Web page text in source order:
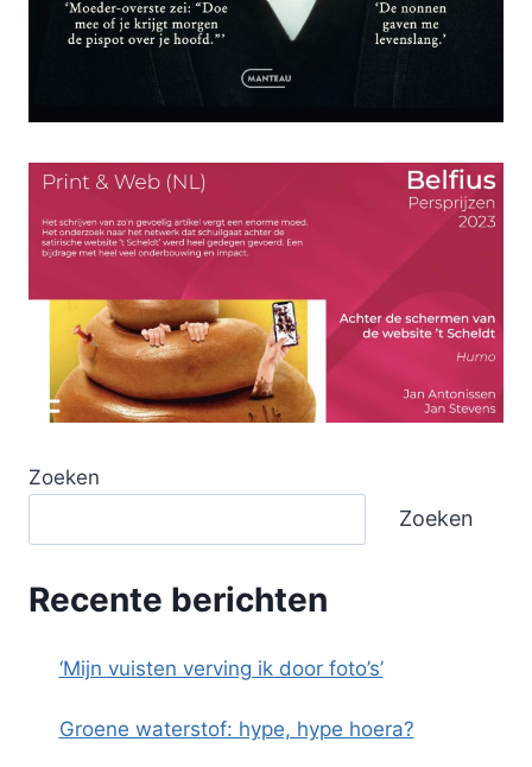
Zoeken
Zoeken
Recente berichten
‘Mijn vuisten verving ik door foto’s’
Groene waterstof: hype, hype hoera?